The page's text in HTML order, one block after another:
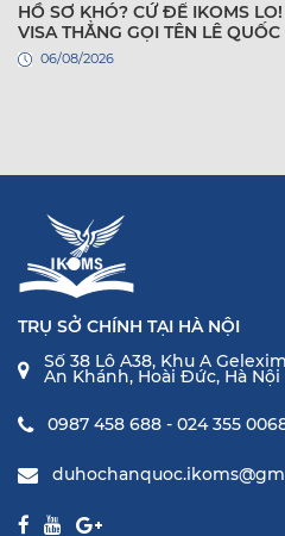
HỒ SƠ KHÓ? CỨ ĐỂ IKOMS
VISA THẲNG GỌI TÊN LÊ
06/08/2026
TRỤ SỞ CHÍNH TẠI HÀ NỘI
Số 38 Lô A38, Khu A
An Khánh, Hoài Đức, Hà Nội
0987 458 688 - 024 355